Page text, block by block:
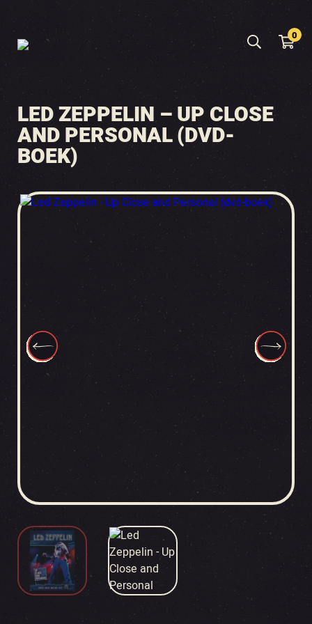
0
LED ZEPPELIN – UP CLOSE
AND PERSONAL (DVD-
BOEK)